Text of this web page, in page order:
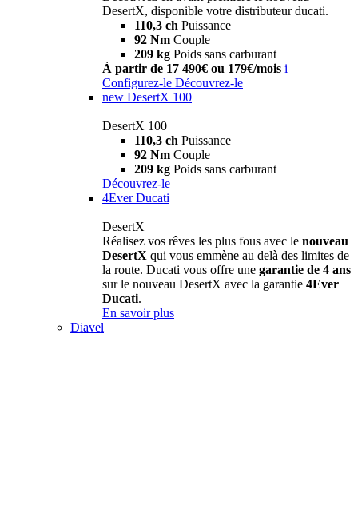
DesertX, disponible votre distributeur ducati.
110,3 ch Puissance
92 Nm Couple
209 kg Poids sans carburant
À partir de 17 490€ ou 179€/mois i
Configurez-le Découvrez-le
new DesertX 100
DesertX 100
110,3 ch Puissance
92 Nm Couple
209 kg Poids sans carburant
Découvrez-le
4Ever Ducati
DesertX
Réalisez vos rêves les plus fous avec le nouveau
DesertX qui vous emmène au delà des limites de
la route. Ducati vous offre une garantie de 4 ans
sur le nouveau DesertX avec la garantie 4Ever
Ducati.
En savoir plus
Diavel